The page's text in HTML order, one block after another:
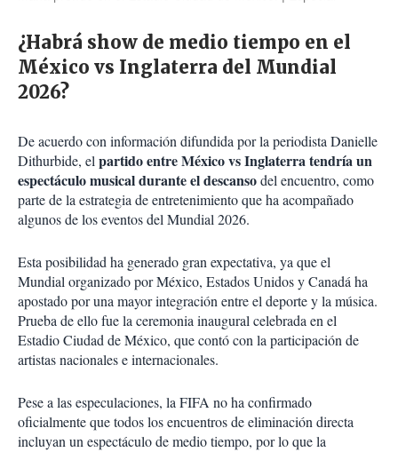
¿Habrá show de medio tiempo en el
México vs Inglaterra del Mundial
2026?
De acuerdo con información difundida por la periodista Danielle
Dithurbide, elpartido entre México vs Inglaterra tendría un
espectáculo musical durante el descansodel encuentro, como
parte de la estrategia de entretenimiento que ha acompañado
algunos de los eventos del Mundial 2026.
Esta posibilidad ha generado gran expectativa, ya que el
Mundial organizado por México, Estados Unidos y Canadá ha
apostado por una mayor integración entre el deporte y la música.
Prueba de ello fue la ceremonia inaugural celebrada en el
Estadio Ciudad de México, que contó con la participación de
artistas nacionales e internacionales.
Pese a las especulaciones, la FIFA no ha confirmado
oficialmente que todos los encuentros de eliminación directa
incluyan un espectáculo de medio tiempo, por lo que la